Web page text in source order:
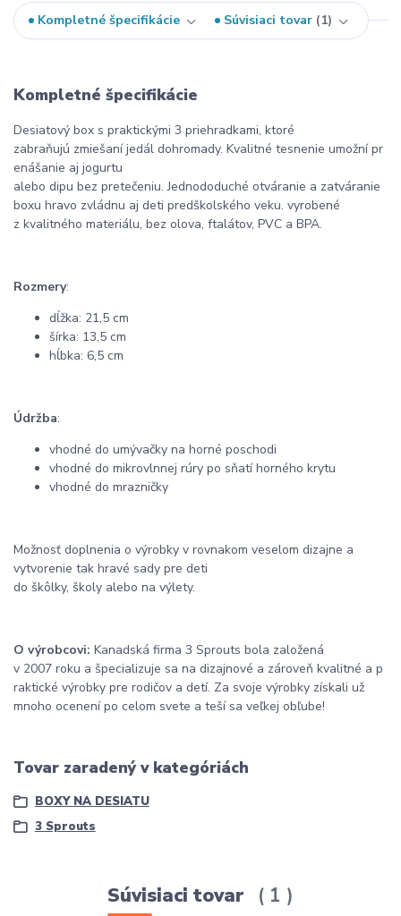
Kompletné špecifikácie Súvisiaci tovar 1
Kompletné špecifikácie
Desiatový box s praktickými 3 priehradkami, ktoré
zabraňujú zmiešaní jedál dohromady. Kvalitné tesnenie umožní pr
enášanie aj jogurtu
alebo dipu bez pretečeniu. Jednododuché otváranie a zatváranie
boxu hravo zvládnu aj deti predškolského veku. vyrobené
z kvalitného materiálu, bez olova, ftalátov, PVC a BPA.
Rozmery:
dĺžka: 21,5 cm
šírka: 13,5 cm
hĺbka: 6,5 cm
Údržba:
vhodné do umývačky na horné poschodi
vhodné do mikrovlnnej rúry po sňatí horného krytu
vhodné do mrazničky
Možnosť doplnenia o výrobky v rovnakom veselom dizajne a
vytvorenie tak hravé sady pre deti
do škôlky, školy alebo na výlety.
O výrobcovi: Kanadská firma 3 Sprouts bola založená
v 2007 roku a špecializuje sa na dizajnové a zároveň kvalitné a p
raktické výrobky pre rodičov a detí. Za svoje výrobky získali už
mnoho ocenení po celom svete a teší sa veľkej obľube!
Tovar zaradený v kategóriách
BOXY NA DESIATU
3 Sprouts
Súvisiaci tovar 1